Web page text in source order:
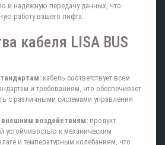
и надёжную передачу данных, что
работу вашего лифта.
кабеля LISA BUS
кабель соответствует всем
и требованиям, что обеспечивает
с различными системами управления
внешним воздействиям: продукт
устойчивостью к механическим
и температурным колебаниям, что